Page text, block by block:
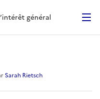
général- Retour à la
général
Sarah Rietsch